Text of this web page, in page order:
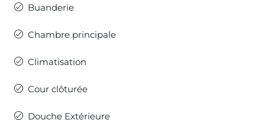
Buanderie
Chambre principale
Climatisation
Cour clôturée
Douche Extérieure